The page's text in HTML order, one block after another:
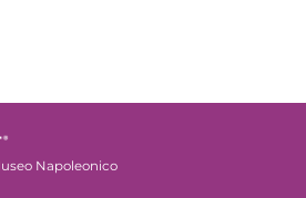
Napoleonico